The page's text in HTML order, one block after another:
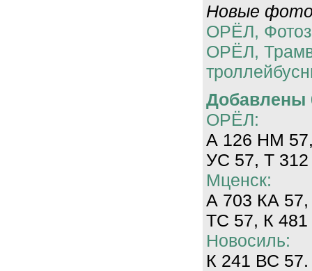
Новые
ОРЁЛ,
ОРЁЛ,
Добавлены
ОРЁЛ:
А 126 НМ
УС 57, Т
Мценск:
А 703 КА
ТС 57, К
Новосиль:
К 241 ВС 57.